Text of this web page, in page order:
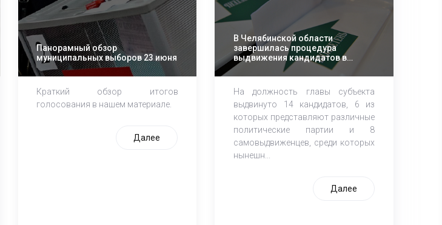
Панорамный обзор
муниципальных выборов 23 июня
Краткий обзор итогов
голосования в нашем материале.
Далее
В Челябинской области
завершилась процедура
выдвижения кандидатов в
губернаторы
На должность главы субъекта
выдвинуто 14 кандидатов, 6 из
которых представляют различные
политические партии и 8
самовыдвиженцев, среди которых
нынешн...
Далее